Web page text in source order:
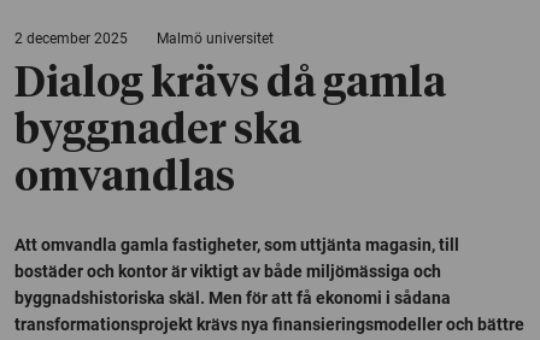
2 december 2025 Malmö universitet
Dialog krävs då gamla
byggnader ska
omvandlas
Att omvandla gamla fastigheter, som uttjänta magasin, till
bostäder och kontor är viktigt av både miljömässiga och
byggnadshistoriska skäl. Men för att få ekonomi i sådana
transformationsprojekt krävs nya finansieringsmodeller och bättre